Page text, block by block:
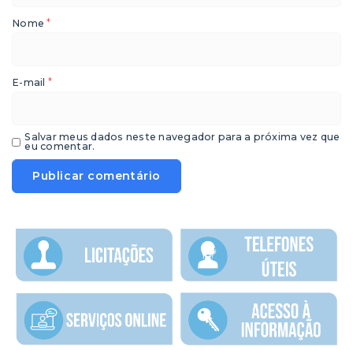
Nome*
E-mail *
Salvar meus dados neste navegador para a próxima vez que
eu comentar.